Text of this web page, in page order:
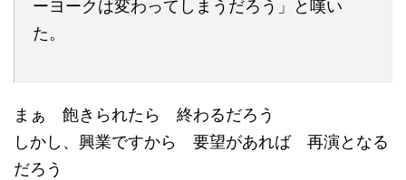
ーヨークは変わってしまうだろう」と嘆い
た。
まぁ 飽きられたら 終わるだろう
しかし、興業ですから 要望があれば 再演となる
だろう